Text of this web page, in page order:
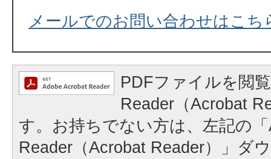
メールでのお問い合わせはこち
PDFファイルを閲
Reader（Acrobat
す。お持ちでない方は、左記の
Reader（Acrobat Reader）」ダ